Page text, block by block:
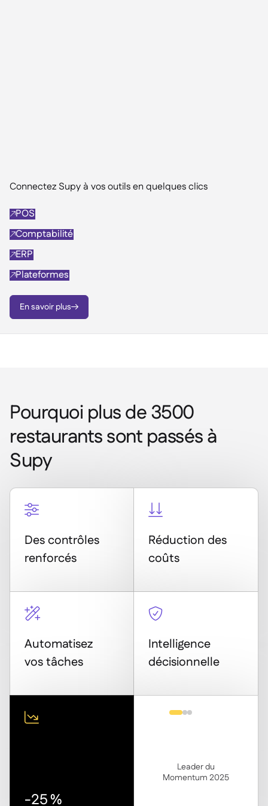
Connectez Supy à vos outils en quelques clics
POS
Comptabilité
ERP
Plateformes
En savoir plus
Pourquoi plus de 3500
restaurants sont passés à
Supy

Des contrôles
renforcés

Réduction des
coûts

Automatisez
vos tâches

Intelligence
décisionnelle

-25 %
Leader du
Momentum 2025
Très performant en
2025